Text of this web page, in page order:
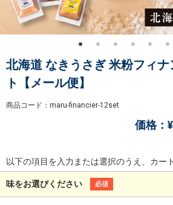
北海道 なきうさぎ 米粉フィ
ト【メール便】
商品コード：maru-financier-12set
価格：
以下の項目を入力または選択のうえ、カー
味をお選びください 必須